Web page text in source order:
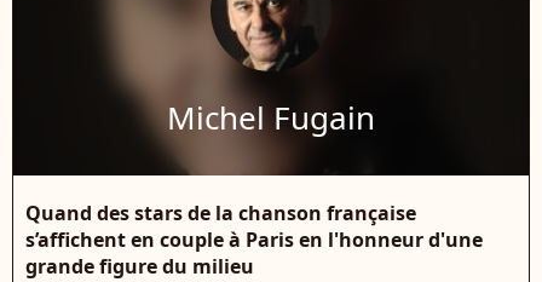
Michel Fugain
Quand des stars de la chanson française
s’affichent en couple à Paris en l'honneur d'une
grande figure du milieu